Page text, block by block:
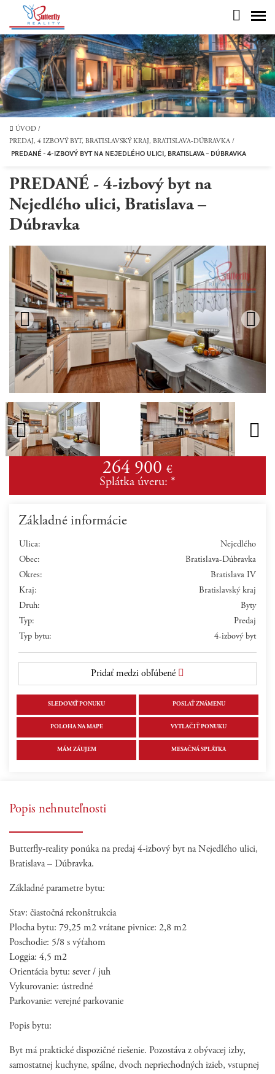
ÚVOD /
PREDAJ, 4 IZBOVÝ BYT, BRATISLAVSKÝ KRAJ, BRATISLAVA-DÚBRAVKA /
PREDANÉ - 4-IZBOVÝ BYT NA NEJEDLÉHO ULICI, BRATISLAVA – DÚBRAVKA
PREDANÉ - 4-izbový byt na
Nejedlého ulici, Bratislava –
Dúbravka
264 900 €
Splátka úveru: *
Základné informácie
Ulica:
Nejedlého
Obec:
Bratislava-Dúbravka
Okres:
Bratislava IV
Kraj:
Bratislavský kraj
Druh:
Byty
Typ:
Predaj
Typ bytu:
4-izbový byt
Pridať medzi obľúbené
SLEDOVAŤ PONUKU POSLAŤ ZNÁMENU
POLOHA NA MAPE VYTLAČIŤ PONUKU
MÁM ZÁUJEM MESAČNÁ SPLÁTKA
Popis nehnuteľnosti
Butterfly-reality ponúka na predaj 4-izbový byt na Nejedlého ulici,
Bratislava – Dúbravka.
Základné parametre bytu:
Stav: čiastočná rekonštrukcia
Plocha bytu: 79,25 m2 vrátane pivnice: 2,8 m2
Poschodie: 5/8 s výťahom
Loggia: 4,5 m2
Orientácia bytu: sever / juh
Vykurovanie: ústredné
Parkovanie: verejné parkovanie
Popis bytu:
Byt má praktické dispozičné riešenie. Pozostáva z obývacej izby,
samostatnej kuchyne, spálne, dvoch nepriechodných izieb, vstupnej